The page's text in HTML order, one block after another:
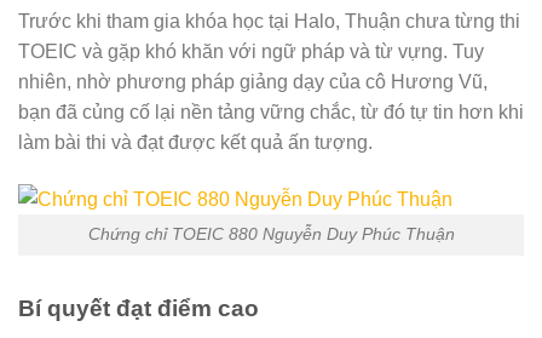
Trước khi tham gia khóa học tại Halo, Thuận chưa từng thi
TOEIC và gặp khó khăn với ngữ pháp và từ vựng. Tuy
nhiên, nhờ phương pháp giảng dạy của cô Hương Vũ,
bạn đã củng cố lại nền tảng vững chắc, từ đó tự tin hơn khi
làm bài thi và đạt được kết quả ấn tượng.
Chứng chỉ TOEIC 880 Nguyễn Duy Phúc Thuận
Bí quyết đạt điểm cao